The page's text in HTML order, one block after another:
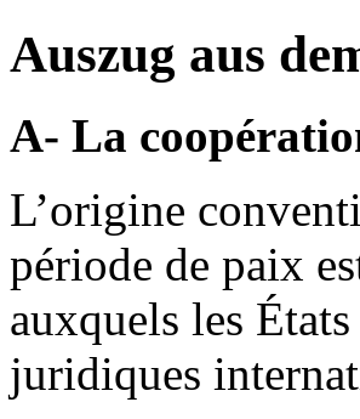
Auszug aus
A- La
L’origine
période de paix
auxquels les
juridiques